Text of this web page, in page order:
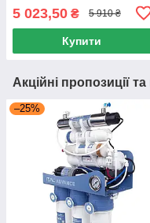
5 023,50 ₴ 5 910 ₴
Купити
Акційні пропозиції
–25%